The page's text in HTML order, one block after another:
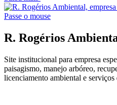
Passe o mouse
R. Rogérios
Site institucional para empresa
paisagismo, manejo arbóreo,
licenciamento ambiental e serviços